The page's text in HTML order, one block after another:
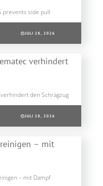
prevents side pull
JULI 28, 2026
den Schrägzug
JULI 28, 2026
– mit Dampf